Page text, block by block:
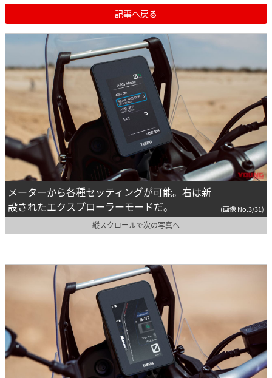
記事へ戻る
メーターから各種セッティングが可能。右は新
設されたエクスプローラーモードだ。
(画像 No.3/31)
縦スクロールで次の写真へ